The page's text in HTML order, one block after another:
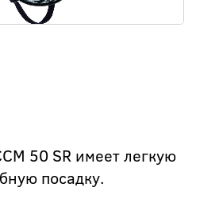
50 SR имеет легкую
посадку.